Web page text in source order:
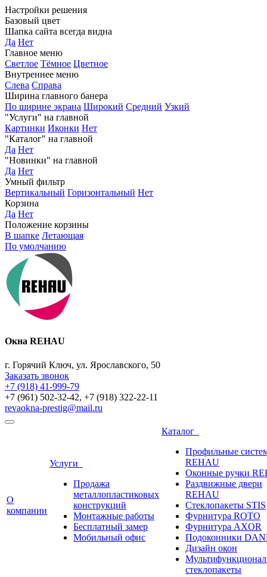
Настройки решения
Базовый цвет
Шапка сайта всегда видна
Да Нет
Главное меню
Светлое Тёмное Цветное
Внутреннее меню
Слева Справа
Ширина главного банера
По ширине экрана Широкий Средний Узкий
"Услуги" на главной
Картинки Иконки Нет
"Каталог" на главной
Да Нет
"Новинки" на главной
Да Нет
Умный фильтр
Вертикальный Горизонтальный Нет
Корзина
Да Нет
Положение корзины
В шапке Летающая
По умолчанию
Окна REHAU
г. Горячий Ключ, ул. Ярославского, 50
Заказать звонок
+7 (918) 41-999-79
+7 (961) 502-32-42, +7 (918) 322-22-11
revaokna-prestig@mail.ru
О
компании
Услуги
Продажа
металлопластиковых
конструкций
Монтажные работы
Бесплатный замер
Мобильный офис
Каталог
Профильные
REHAU
Оконные ручки
Раздвижные двери
REHAU
Стеклопакеты STIS
Фурнитура ROTO
Фурнитура AXOR
Подоконники
Дизайн окон
стеклопакеты